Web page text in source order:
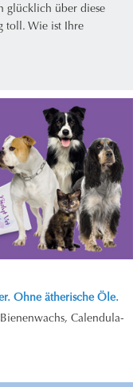
glücklich über diese
toll. Wie ist Ihre
Ohne ätherische Öle.
Calendula-